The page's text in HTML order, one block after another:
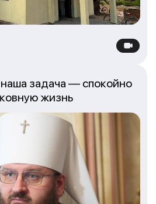
задача — спокойно
жизнь